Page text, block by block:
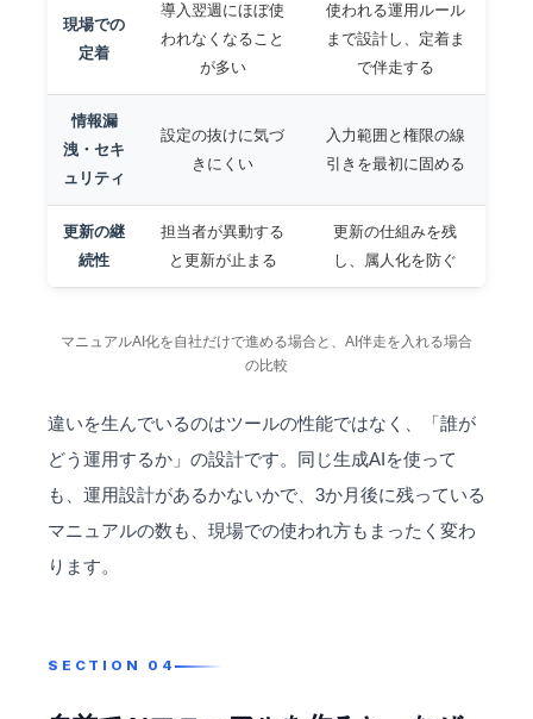
現場での
定着
導入翌週にほぼ使
われなくなること
が多い
使われる運用ルール
まで設計し、定着ま
で伴走する
情報漏
洩・セキ
ュリティ
設定の抜けに気づ
きにくい
入力範囲と権限の線
引きを最初に固める
更新の継
続性
担当者が異動する
と更新が止まる
更新の仕組みを残
し、属人化を防ぐ
マニュアルAI化を自社だけで進める場合と、AI伴走を入れる場合
の比較
違いを生んでいるのはツールの性能ではなく、「誰が
どう運用するか」の設計です。同じ生成AIを使って
も、運用設計があるかないかで、3か月後に残っている
マニュアルの数も、現場での使われ方もまったく変わ
ります。